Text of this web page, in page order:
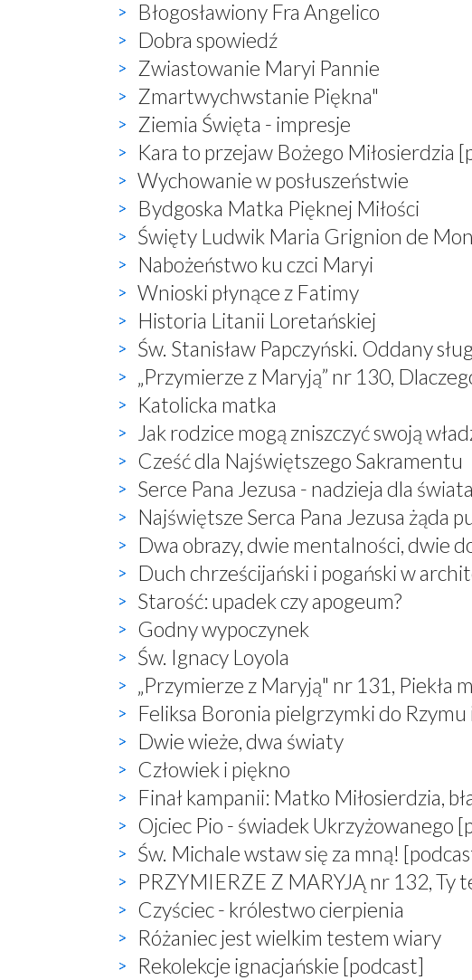
Błogosławiony Fra Angelico
Dobra spowiedź
Zwiastowanie Maryi Pannie
Zmartwychwstanie Piękna"
Ziemia Święta - impresje
Kara to przejaw Bożego Miłosierdzia
Wychowanie w posłuszeństwie
Bydgoska Matka Pięknej Miłości
Święty Ludwik Maria Grignion de
Nabożeństwo ku czci Maryi
Wnioski płynące z Fatimy
Historia Litanii Loretańskiej
Św. Stanisław Papczyński. Oddany
„Przymierze z Maryją” nr 130,
Katolicka matka
Jak rodzice mogą zniszczyć swoją
Cześć dla Najświętszego Sakramentu
Serce Pana Jezusa - nadzieja dla
Najświętsze Serca Pana Jezusa żąda
Dwa obrazy, dwie mentalności, dwie
Duch chrześcijański i pogański w
Starość: upadek czy apogeum?
Godny wypoczynek
Św. Ignacy Loyola
„Przymierze z Maryją" nr 131, Piekła
Feliksa Boronia pielgrzymki do
Dwie wieże, dwa światy
Człowiek i piękno
Finał kampanii: Matko Miłosierdzia,
Ojciec Pio - świadek Ukrzyżowanego
Św. Michale wstaw się za mną!
PRZYMIERZE Z MARYJĄ nr 132, Ty
Czyściec - królestwo cierpienia
Różaniec jest wielkim testem wiary
Rekolekcje ignacjańskie [podcast]